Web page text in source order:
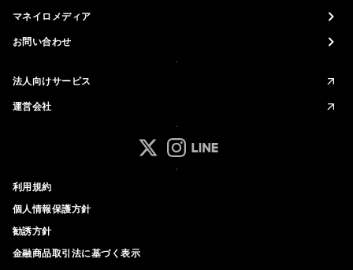
マネイロメディア
お問い合わせ
法人向けサービス
運営会社
マネイロ公式 Xアカウント
マネイロ公式 Instagramアカウ
マネイロ公式 LINEアカウ
利用規約
個人情報保護方針
勧誘方針
金融商品取引法に基づく表示